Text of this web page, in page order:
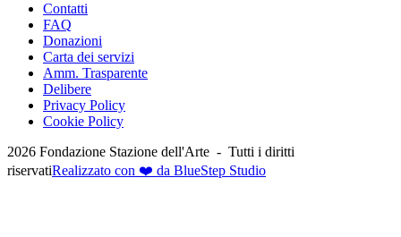
Contatti
FAQ
Donazioni
Carta dei servizi
Amm. Trasparente
Delibere
Privacy Policy
Cookie Policy
2026 Fondazione Stazione dell'Arte - Tutti i diritti
riservatiRealizzato con ❤️ da BlueStep Studio